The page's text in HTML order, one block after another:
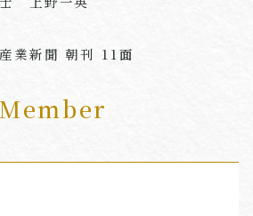
業新聞 朝刊 11 面
Member